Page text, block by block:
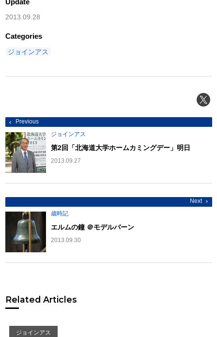
Update
2013.09.28
Categories
ジョインアス
投
稿
ナ
ビ
ゲ
ー
シ
ョ
ン
Previous
ジョインアス
第2回「北海道大学ホームカミングデー」明日
2013.09.27
Next
歳時記
エルムの鐘 ＠モデルバーン
2013.09.30
Related Articles
ジョインアス